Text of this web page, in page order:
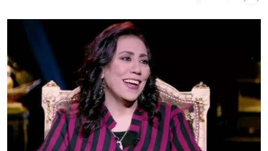
تكنولوجيا
منوعات